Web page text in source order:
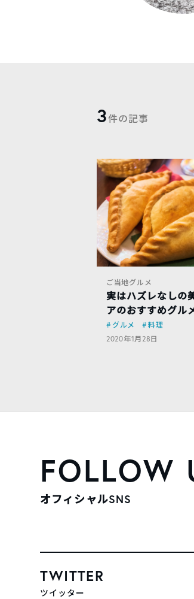
3件の記事
ご当地グルメ
実はハズレなしの
アのおすすめグル
グルメ
料理
2020年1月28日
FOLLOW
オフィシャルSNS
TWITTER
ツイッター